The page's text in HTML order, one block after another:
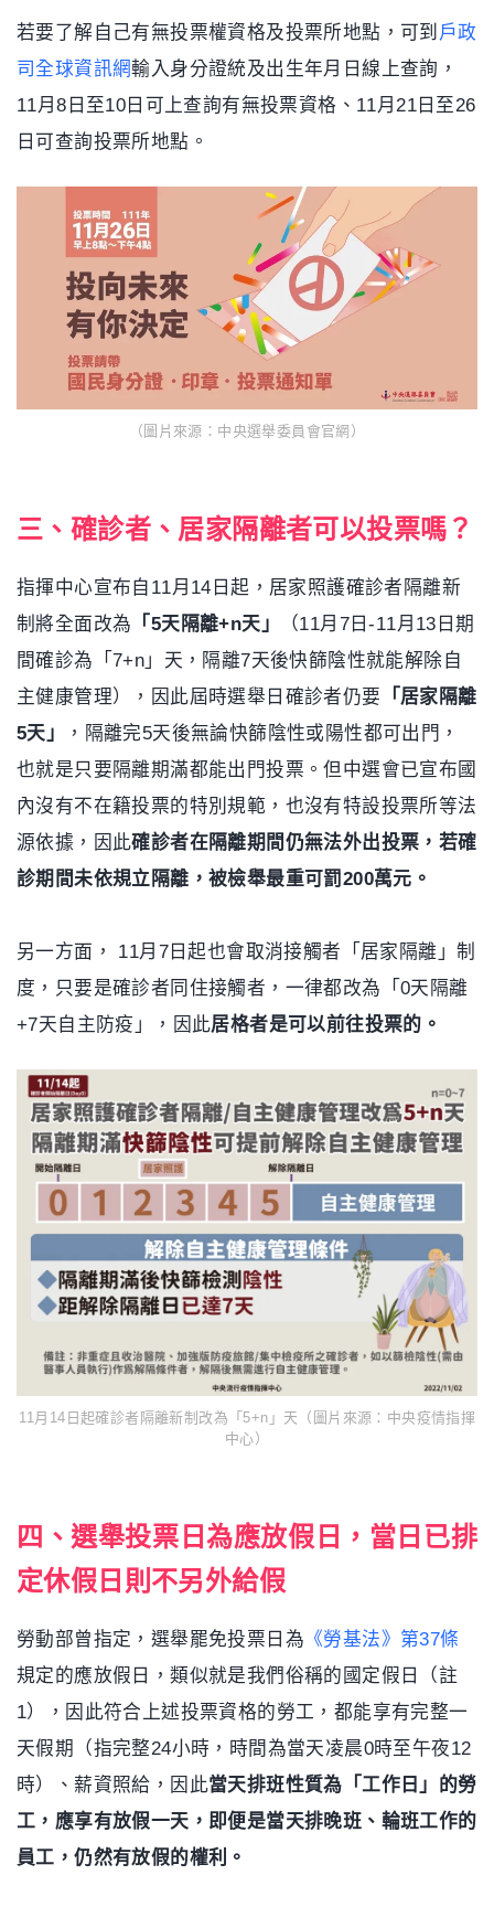
若要了解自己有無投票權資格及投票所地點，可到 戶政
司全球資訊網輸入身分證統及出生年月日線上查詢，
11月8日至10日可上查詢有無投票資格、11月21日至26
日可查詢投票所地點。
（圖片來源：中央選舉委員會官網）
三、確診者、居家隔離者可以投票嗎？
指揮中心宣布自11月14日起，居家照護確診者隔離新
制將全面改為 「5天隔離+n天」
（11月7日-11月13日期
間確診為「7+n」天，隔離7天後快篩陰性就能解除自
主健康管理），因此屆時選舉日確診者仍要 「居家隔離
5天」
，隔離完5天後無論快篩陰性或陽性都可出門，
也就是只要隔離期滿都能出門投票。但中選會已宣布國
內沒有不在籍投票的特別規範，也沒有特設投票所等法
源依據，因此確診者在隔離期間仍無法外出投票，若確
診期間未依規立隔離，被檢舉最重可罰200萬元。
另一方面， 11月7日起也會取消接觸者「居家隔離」制
度，只要是確診者同住接觸者，一律都改為「0天隔離
+7天自主防疫」，因此居格者是可以前往投票的。
11月14日起確診者隔離新制改為「5+n」天（圖片來源：中央疫情指揮
中心）
四、選舉投票日為應放假日，當日已排
定休假日則不另外給假
勞動部曾指定，選舉罷免投票日為 《勞基法》第37條
規定的應放假日，類似就是我們俗稱的國定假日（註
1），因此符合上述投票資格的勞工，都能享有完整一
天假期（指完整24小時，時間為當天凌晨0時至午夜12
時）、薪資照給，因此當天排班性質為「工作日」的勞
工，應享有放假一天，即便是當天排晚班、輪班工作的
員工，仍然有放假的權利。